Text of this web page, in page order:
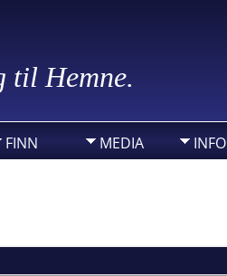
til Hemne.
FINN MEDIA INFO